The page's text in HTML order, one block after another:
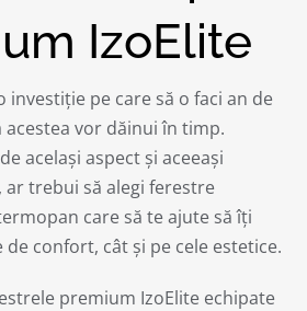
IzoElite
investiție pe care să o faci an de
acestea vor dăinui în timp.
același aspect și aceeași
ar trebui să alegi ferestre
care să te ajute să îţi
confort, cât și pe cele estetice.
premium IzoElite echipate